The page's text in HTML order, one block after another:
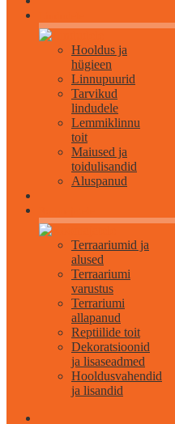
Hooldus ja
hügieen
Linnupuurid
Tarvikud
lindudele
Lemmiklinnu
toit
Maiused ja
toidulisandid
Aluspanud
Terraariumid ja
alused
Terraariumi
varustus
Terrariumi
allapanud
Reptiilide toit
Dekoratsioonid
ja lisaseadmed
Hooldusvahendid
ja lisandid